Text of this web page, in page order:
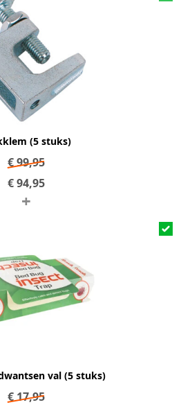
(5 stuks)
€99,95
€94,95
+
val (5 stuks)
€17,95